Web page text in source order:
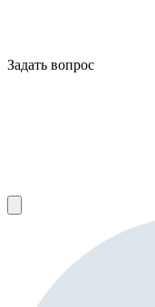
Задать вопрос